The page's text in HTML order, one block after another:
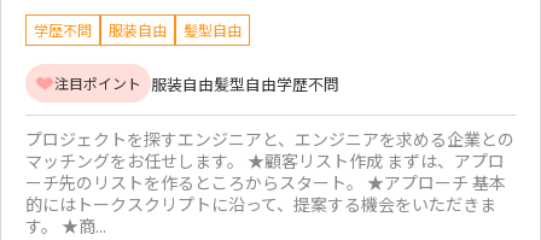
学歴不問 服装自由 髪型自由
注目ポイント 服装自由髪型自由学歴不問
プロジェクトを探すエンジニアと、エンジニアを求める企業との
マッチングをお任せします。 ★顧客リスト作成 まずは、アプロ
ーチ先のリストを作るところからスタート。 ★アプローチ 基本
的にはトークスクリプトに沿って、提案する機会をいただきま
す。 ★商...